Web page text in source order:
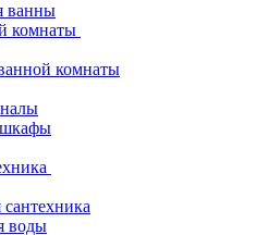
ванны
комнаты
комнаты
шкафы
воды